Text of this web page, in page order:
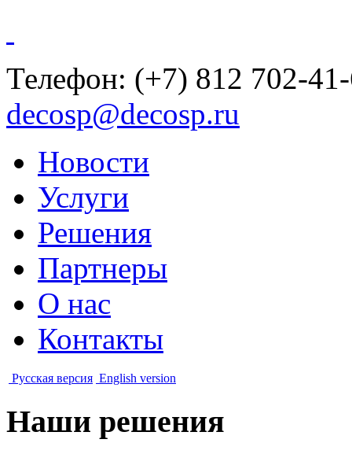
Телефон: (+7) 812 702-
decosp@decosp.ru
Новости
Услуги
Решения
Партнеры
О нас
Контакты
Русская версия English version
Наши решения